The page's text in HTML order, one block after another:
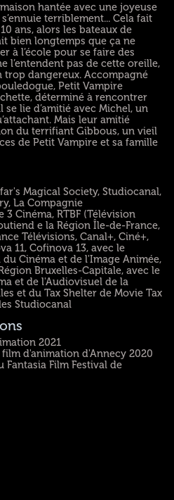
hantée avec une joyeuse
terriblement... Cela fait
ans, alors les bateaux de
bien longtemps que ça ne
à l’école pour se faire des
l’entendent pas de cette oreille,
trop dangereux. Accompagné
Petit Vampire
déterminé à rencontrer
se lie d’amitié avec Michel, un
Mais leur amitié
du terrifiant Gibbous, un vieil
de Petit Vampire et sa famille
Magical Society, Studiocanal,
La Compagnie
Cinéma, RTBF (Télévision
e la Région Île-de-France,
Télévisions, Canal+, Ciné+,
11, Cofinova 13, avec le
Cinéma et de l'Image Animée,
Bruxelles-Capitale, avec le
et de l'Audiovisuel de la
et du Tax Shelter de Movie Tax
Studiocanal
2021
d'animation d'Annecy 2020
Film Festival de